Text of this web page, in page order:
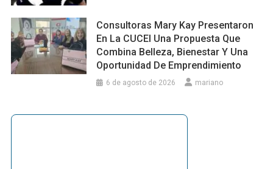
Consultoras Mary Kay Presentaron
En La CUCEI Una Propuesta Que
Combina Belleza, Bienestar Y Una
Oportunidad De Emprendimiento
6 de agosto de 2026 mariano